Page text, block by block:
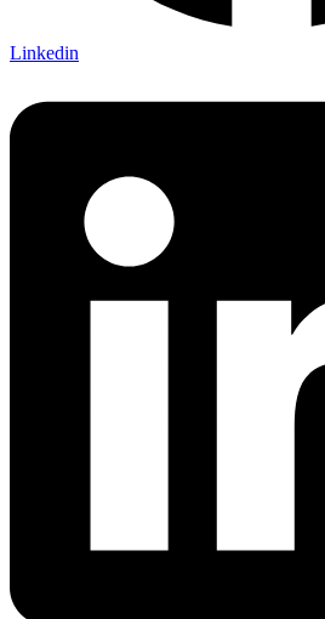
Linkedin